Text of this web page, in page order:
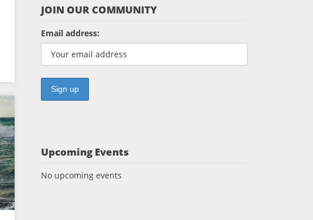
JOIN OUR COMMUNITY
Email address:
Upcoming Events
No upcoming events